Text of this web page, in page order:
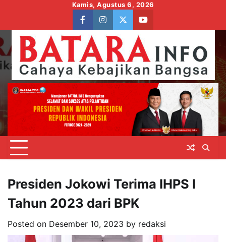
content
Kamis, Agustus 6, 2026
facebookinstagram
twitteryoutube
Presiden Jokowi Terima IHPS I
Tahun 2023 dari BPK
Posted on Desember 10, 2023 by redaksi